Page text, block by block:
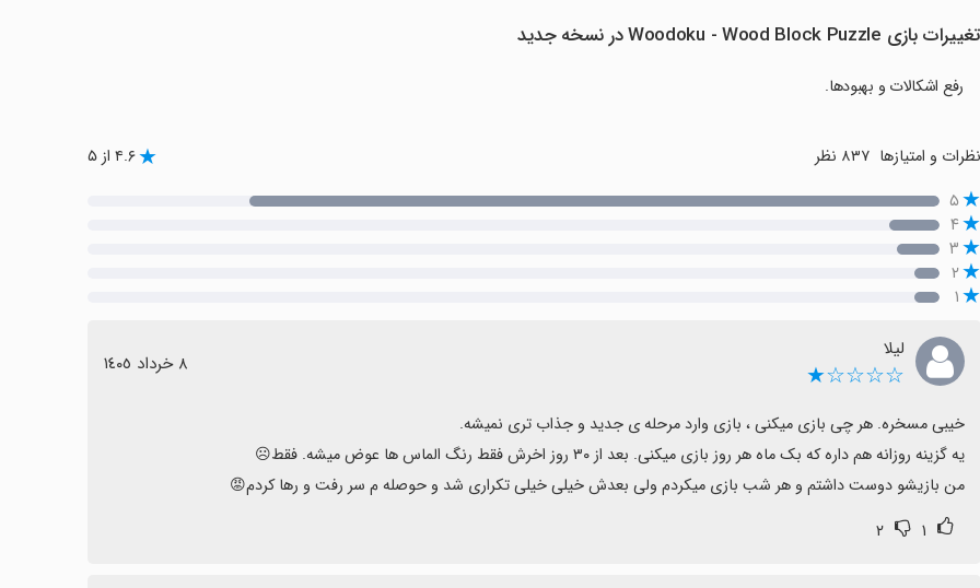
تغییرات بازی Woodoku - Wood Block Puzzle در نسخه جدید
رفع اشکالات و بهبودها.
نظرات و امتیازها ۸۳۷ نظر ۴.۶ از ۵
۵
۴
۳
۲
۱
لیلا
☆☆☆☆★ ٨ خرداد ١٤٠٥
من بازیشو دوست داشتم و هر شب بازی میکردم ولی بعدش خیلی خیلی تکراری شد و حوصله م سر رفت و رها کردم😡
۱ ۲